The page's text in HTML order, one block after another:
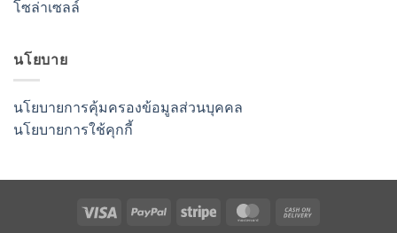
โซล่าเซลล์
นโยบาย
นโยบายการคุ้มครองข้อมูลส่วนบุคคล
นโยบายการใช้คุกกี้
Visa PayPal Stripe MasterCard